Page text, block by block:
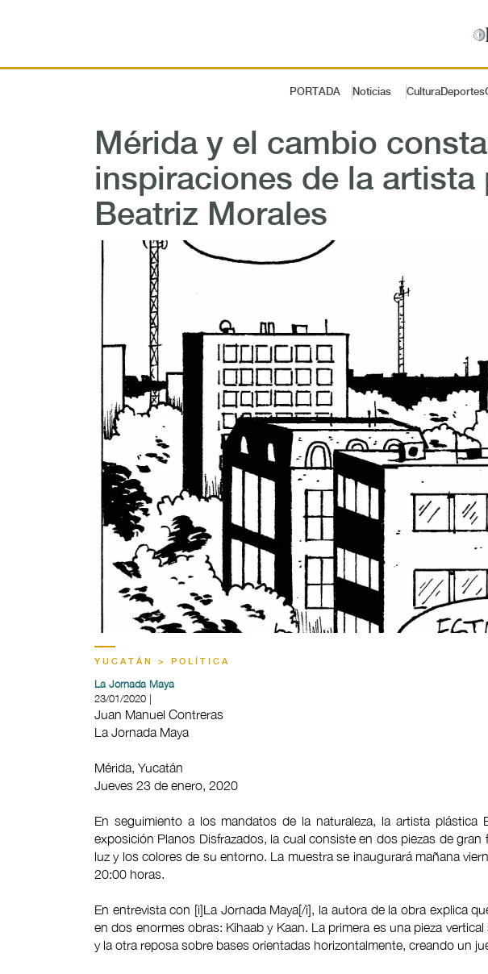
PORTADA Noticias CulturaDeportes
Mérida y el cambio
inspiraciones de la artista
Beatriz Morales
YUCATÁN > POLÍTICA
La Jornada Maya
23/01/2020 |
Juan Manuel Contreras
La Jornada Maya
Mérida, Yucatán
Jueves 23 de enero, 2020
En seguimiento a los mandatos de la naturaleza, la artista plástica
exposición Planos Disfrazados, la cual consiste en dos piezas de
luz y los colores de su entorno. La muestra se inaugurará mañana
20:00 horas.
En entrevista con [i]La Jornada Maya[/i], la autora de la obra explica
en dos enormes obras: Kihaab y Kaan. La primera es una pieza
y la otra reposa sobre bases orientadas horizontalmente, creando un